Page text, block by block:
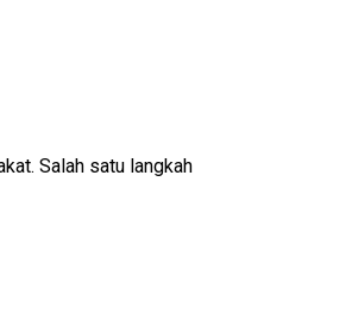
Salah satu langkah